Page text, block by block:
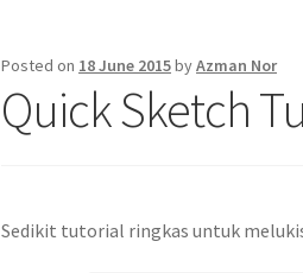
Posted on 18 June 2015byAzman Nor
Quick Sketch
Sedikit tutorial ringkas untuk